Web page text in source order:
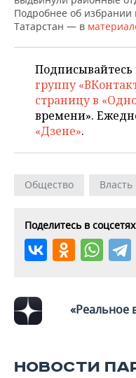
ВОДНЫЕ ВИДЫ
ХОККЕЙ С МЯЧОМ
ОБРАЗОВАНИЕ
ПРОИСШЕСТВИЯ
Подробнее об избрании
Татарстан — в
Подписывайтесь
группу
страницу в
времени».
«Дзене».
Общество Власть
Поделитесь в соцсетях
«Реальное
НОВОСТИ